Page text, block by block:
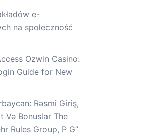
e-
na społeczność
Ozwin Casino:
Guide for New
Rəsmi Giriş,
Və Bonuslar The
Rules Group, P G”